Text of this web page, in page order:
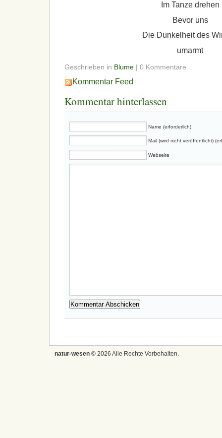
Im Tanze drehen
Bevor uns
Die Dunkelheit des
umarmt
Geschrieben in Blume | 0 Kommentare
Kommentar Feed
Kommentar hinterlassen
Name (erforderlich)
Mail (wird nicht veröffentlicht)
Webseite
natur-wesen © 2026 Alle Rechte Vorbehalten.